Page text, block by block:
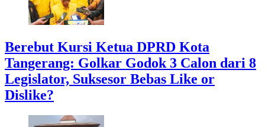
Berebut Kursi Ketua DPRD Kota
Tangerang: Golkar Godok 3 Calon dari 8
Legislator, Suksesor Bebas Like or
Dislike?